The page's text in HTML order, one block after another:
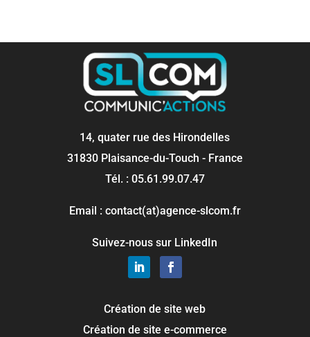
14, quater rue des Hirondelles
31830 Plaisance-du-Touch - France
Tél. : 05.61.99.07.47
Email : contact(at)agence-slcom.fr
Suivez-nous sur LinkedIn
Création de site web
Création de site e-commerce